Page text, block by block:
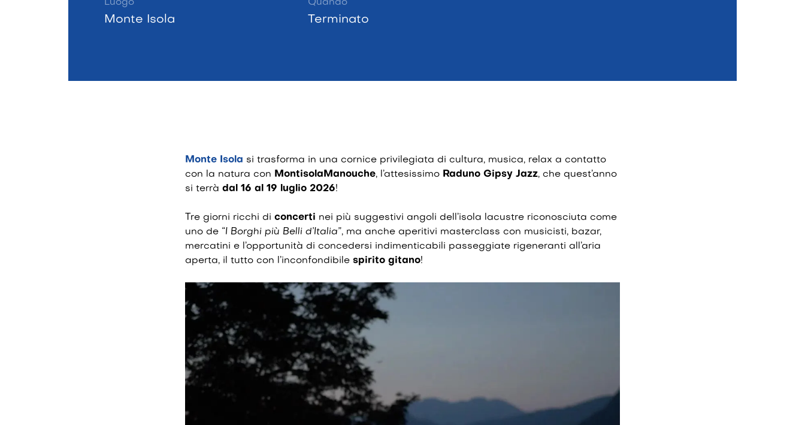
Luogo
Monte Isola
Quando
Terminato
Monte Isola si trasforma in una cornice privilegiata di cultura, musica, relax a contatto
con la natura con MontisolaManouche, l’attesissimo Raduno Gipsy Jazz, che quest’anno
si terrà dal 16 al 19 luglio 2026!
Tre giorni ricchi di concerti nei più suggestivi angoli dell’isola lacustre riconosciuta come
uno de “I Borghi più Belli d’Italia”, ma anche aperitivi masterclass con musicisti, bazar,
mercatini e l’opportunità di concedersi indimenticabili passeggiate rigeneranti all’aria
aperta, il tutto con l’inconfondibile spirito gitano!